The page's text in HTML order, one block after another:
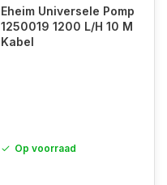
Eheim Universele Pomp
1250019 1200 L/H 10 M
Kabel
Op voorraad